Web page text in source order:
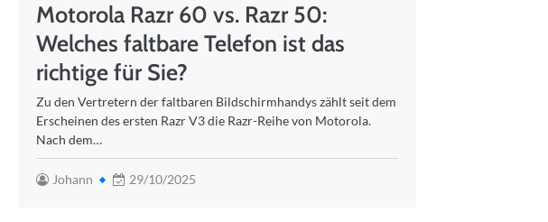
Motorola Razr 60 vs. Razr 50:
Welches faltbare Telefon ist das
richtige für Sie?
Zu den Vertretern der faltbaren Bildschirmhandys zählt seit dem
Erscheinen des ersten Razr V3 die Razr-Reihe von Motorola.
Nach dem…
Johann 29/10/2025